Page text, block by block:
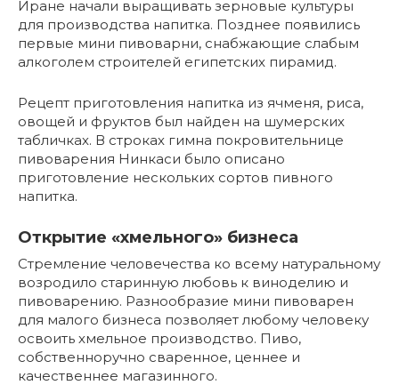
Иране начали выращивать зерновые культуры
для производства напитка. Позднее появились
первые мини пивоварни, снабжающие слабым
алкоголем строителей египетских пирамид.
Рецепт приготовления напитка из ячменя, риса,
овощей и фруктов был найден на шумерских
табличках. В строках гимна покровительнице
пивоварения Нинкаси было описано
приготовление нескольких сортов пивного
напитка.
Открытие «хмельного» бизнеса
Стремление человечества ко всему натуральному
возродило старинную любовь к виноделию и
пивоварению. Разнообразие мини пивоварен
для малого бизнеса позволяет любому человеку
освоить хмельное производство. Пиво,
собственноручно сваренное, ценнее и
качественнее магазинного.